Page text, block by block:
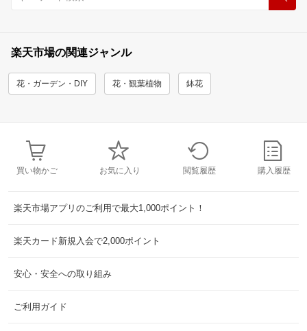
楽天市場の関連ジャンル
花・ガーデン・DIY 花・観葉植物 鉢花
買い物かご お気に入り 閲覧履歴 購入履歴
楽天市場アプリのご利用で最大1,000ポイント！
楽天カード新規入会で2,000ポイント
安心・安全への取り組み
ご利用ガイド